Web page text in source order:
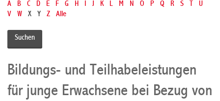
A B C D E F G H I J K L M N O P Q R S T
U
V
W X Y Z Alle
Bildungs- und Teilhabeleistungen
für junge Erwachsene bei Bezug von